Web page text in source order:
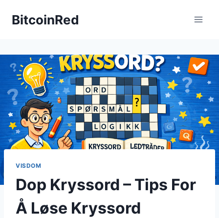
BitcoinRed
VISDOM
Dop Kryssord – Tips For
Å Løse Kryssord